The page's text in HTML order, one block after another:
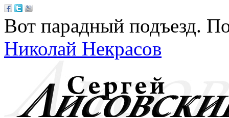
Вот парадный подъезд.
Николай Некрасов